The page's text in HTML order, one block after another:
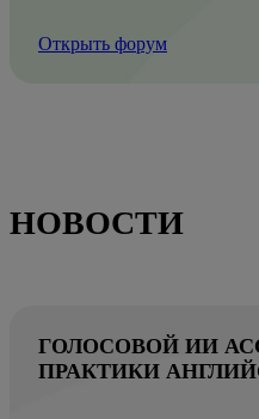
Открыть форум
НОВОСТИ
ГОЛОСОВОЙ ИИ
ПРАКТИКИ